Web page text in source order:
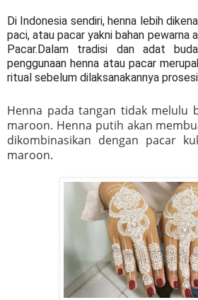
Di Indonesia sendiri, henna lebih
paci, atau pacar yakni bahan pewarna
Pacar.Dalam tradisi dan adat
penggunaan henna atau pacar
ritual sebelum dilaksanakannya
Henna pada tangan tidak melulu
maroon. Henna putih akan
dikombinasikan dengan pacar
maroon.